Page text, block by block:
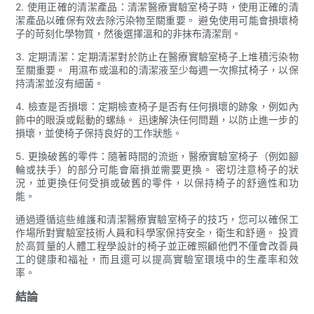
2. 使用正確的清潔產品：清潔醫療實驗室椅子時，使用正確的清
潔產品以確保有效去除污染物至關重要。 避免使用可能會損壞椅
子的苛刻化學物質，然後選擇溫和的非抹布清潔劑。
3. 定期清潔：定期清潔對於防止在醫療實驗室椅子上堆積污染物
至關重要。 用濕布或溫和的清潔液至少每週一次擦拭椅子，以保
持清潔並沒有細菌。
4. 檢查是否損壞：定期檢查椅子是否有任何損壞的跡象，例如內
飾中的眼淚或鬆動的螺絲。 迅速解決任何問題，以防止進一步的
損壞，並使椅子保持良好的工作狀態。
5. 更換破舊的零件：隨著時間的流逝，醫療實驗室椅子（例如腳
輪或扶手）的部分可能會磨損並需要更換。 密切注意椅子的狀
況，並更換任何受損或破舊的零件，以保持椅子的舒適性和功
能。
通過遵循這些維護和清潔醫療實驗室椅子的技巧，您可以確保工
作場所對實驗室技術人員和科學家保持安全，衛生和舒適。 投資
於高質量的人體工程學設計的椅子並正確照顧他們不僅會改善員
工的健康和福祉，而且還可以提高實驗室環境中的生產率和效
率。
結論